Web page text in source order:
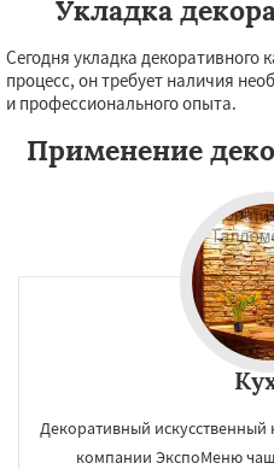
Укладка
Сегодня укладка
процесс, он требует наличия
и профессионального опыта.
Применение
Декоративный искусственный
компании ЭкспоМеню